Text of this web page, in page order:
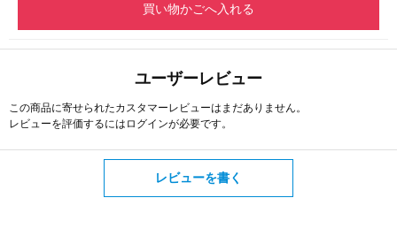
買い物かごへ入れる
ユーザーレビュー
この商品に寄せられたカスタマーレビューはまだありません。
レビューを評価するには ログインが必要です。
レビューを書く